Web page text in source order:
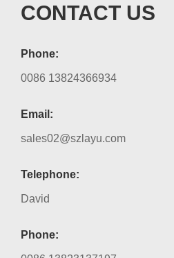
CONTACT US
Phone:
0086 13824366934
Email:
sales02@szlayu.com
Telephone:
David
Phone: